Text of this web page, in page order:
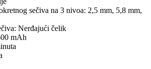
sečiva na 3 nivoa: 2,5 mm, 5,8 mm,
Nerđajući čelik
mAh